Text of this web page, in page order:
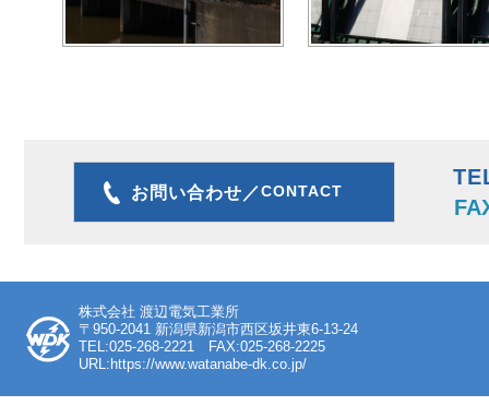
お問い合わせ／CONTACT
株式会社 渡辺電気工業所
〒950-2041 新潟県新潟市西区坂井東6-13-24
TEL:025-268-2221 FAX:025-268-2225
URL:https://www.watanabe-dk.co.jp/